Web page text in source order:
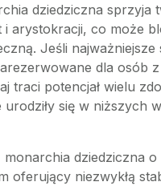
dziedziczna sprzyja
i arystokracji, co może
Jeśli najważniejsze
dla osób
traci potencjał wielu
się w niższych
monarchia dziedziczna o
oferujący niezwykłą